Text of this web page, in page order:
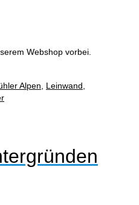
Webshop vorbei.
Alpen, Leinwand,